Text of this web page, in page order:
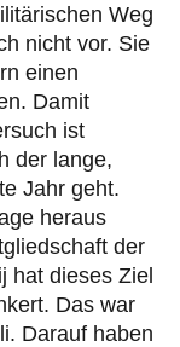
Weg
nicht vor. Sie
einen
Damit
ist
der lange,
Jahr geht.
heraus
der
hat dieses Ziel
Das war
Darauf haben